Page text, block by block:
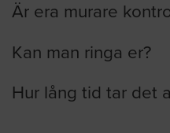
Är era murare
Kan man ringa er?
Hur lång tid tar det